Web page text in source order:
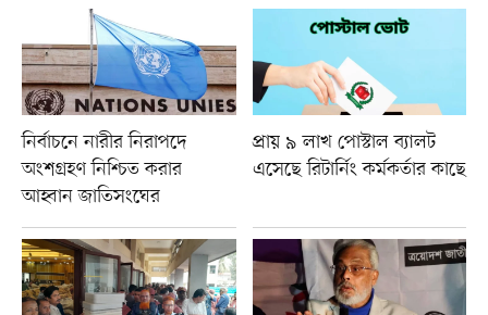
নির্বাচনে নারীর নিরাপদে
অংশগ্রহণ নিশ্চিত করার
আহ্বান জাতিসংঘের
প্রায় ৯ লাখ পোস্টাল ব্যালট
এসেছে রিটার্নিং কর্মকর্তার কাছে